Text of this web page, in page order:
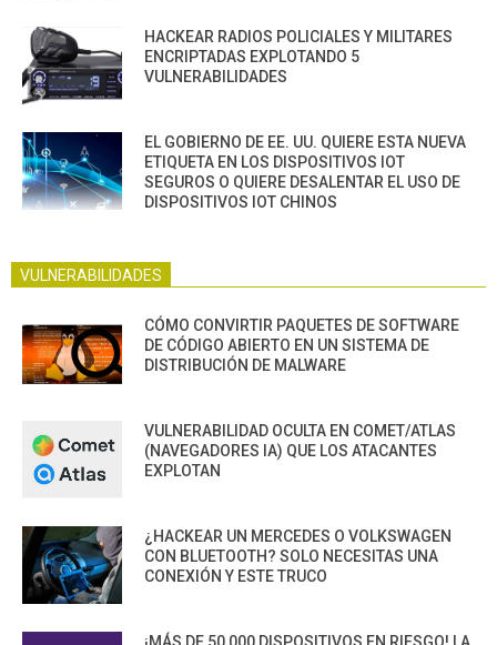
HACKEAR RADIOS POLICIALES Y MILITARES
ENCRIPTADAS EXPLOTANDO 5
VULNERABILIDADES
EL GOBIERNO DE EE. UU. QUIERE ESTA NUEVA
ETIQUETA EN LOS DISPOSITIVOS IOT
SEGUROS O QUIERE DESALENTAR EL USO DE
DISPOSITIVOS IOT CHINOS
VULNERABILIDADES
CÓMO CONVIRTIR PAQUETES DE SOFTWARE
DE CÓDIGO ABIERTO EN UN SISTEMA DE
DISTRIBUCIÓN DE MALWARE
VULNERABILIDAD OCULTA EN COMET/ATLAS
(NAVEGADORES IA) QUE LOS ATACANTES
EXPLOTAN
¿HACKEAR UN MERCEDES O VOLKSWAGEN
CON BLUETOOTH? SOLO NECESITAS UNA
CONEXIÓN Y ESTE TRUCO